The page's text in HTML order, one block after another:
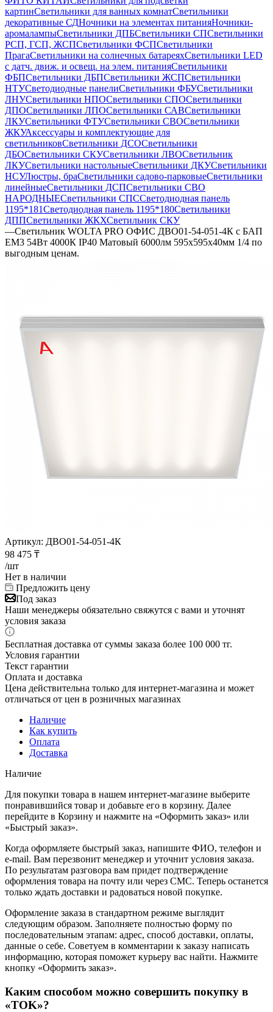
картинСветильники для ванных комнатСветильники
декоративные СДНочники на элементах питанияНочники-
аромалампыСветильники ДПБСветильники СПСветильники
РСП, ГСП, ЖСПСветильники ФСПСветильники
ПрагаСветильники на солнечных батареяхСветильники LED
с датч. движ. и освещ. на элем. питанияСветильники
ФБПСветильники ДБПСветильники ЖСПСветильники
НТУСветодиодные панелиСветильники ФБУСветильники
ЛНУСветильники НПОСветильники СПОСветильники
ДПОСветильники ЛПОСветильники САВСветильники
ЛКУСветильники ФТУСветильники СВОСветильники
ЖКУАксессуары и комплектующие для
светильниковСветильники ДСОСветильники
ДБОСветильники СКУСветильники ЛВОСветильник
ЛКУСветильники настольныеСветильники ДКУСветильники
НСУЛюстры, браСветильники садово-парковыеСветильники
линейныеСветильники ДСПСветильники СВО
НАРОДНЫЕСветильники СПССветодиодная панель
1195*181Светодиодная панель 1195*180Светильники
ДППСветильники ЖКХСветильник СКУ
—Светильник WOLTA PRO ОФИС ДВО01-54-051-4К с БАП
EM3 54Вт 4000К IP40 Матовый 6000лм 595х595х40мм 1/4 по
выгодным ценам.
Артикул: ДВО01-54-051-4К
98 475 ₸
/шт
Нет в наличии
Предложить цену
Под заказ
Наши менеджеры обязательно свяжутся с вами и уточнят
условия заказа
Бесплатная доставка от суммы заказа более 100 000 тг.
Условия гарантии
Текст гарантии
Оплата и доставка
Цена действительна только для интернет-магазина и может
отличаться от цен в розничных магазинах
Наличие
Как купить
Оплата
Доставка
Наличие
Для покупки товара в нашем интернет-магазине выберите
понравившийся товар и добавьте его в корзину. Далее
перейдите в Корзину и нажмите на «Оформить заказ» или
«Быстрый заказ».
Когда оформляете быстрый заказ, напишите ФИО, телефон и
e-mail. Вам перезвонит менеджер и уточнит условия заказа.
По результатам разговора вам придет подтверждение
оформления товара на почту или через СМС. Теперь останется
только ждать доставки и радоваться новой покупке.
Оформление заказа в стандартном режиме выглядит
следующим образом. Заполняете полностью форму по
последовательным этапам: адрес, способ доставки, оплаты,
данные о себе. Советуем в комментарии к заказу написать
информацию, которая поможет курьеру вас найти. Нажмите
кнопку «Оформить заказ».
Каким способом можно совершить покупку в
«TOK»?